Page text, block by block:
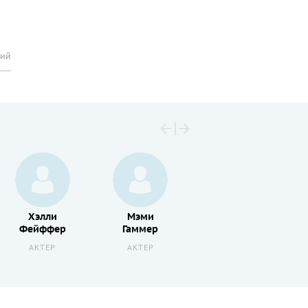
Хэлли
Фейффер
АКТЕР
Мэми
Гаммер
АКТЕР